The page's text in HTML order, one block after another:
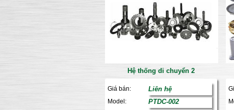
Hệ thống di chuyển 2
Giá bán: Liên hệ
Model: PTDC-002